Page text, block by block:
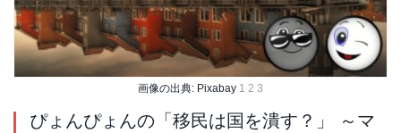
画像の出典: Pixabay 1 2 3
ぴょんぴょんの「移民は国を潰す？」 ～マ